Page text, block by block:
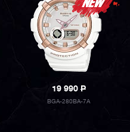
19 990P
BGA-280BA-7A